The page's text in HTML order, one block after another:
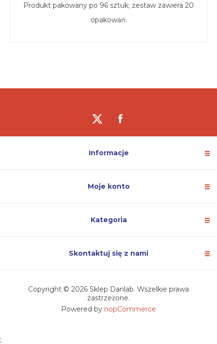
Produkt pakowany po 96 sztuk; zestaw zawiera 20
opakowań.
Informacje
Moje konto
Kategoria
Skontaktuj się z nami
Copyright © 2026 Sklep Danlab. Wszelkie prawa
zastrzeżone.
Powered by nopCommerce
;